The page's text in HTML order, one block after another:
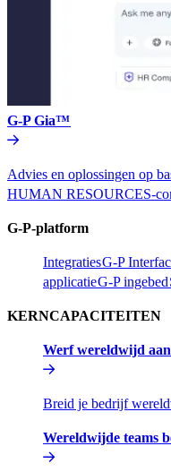
G-P Gia™​​
Advies en oplossingen op
HUMAN RESOURCES-
G-P-platform​​
Integraties​​G-P
applicatie​​G-P ingebed​​
KERNCAPACITEITEN​​
Werf wereldwijd aan​​
Breid je bedrijf
Wereldwijde teams